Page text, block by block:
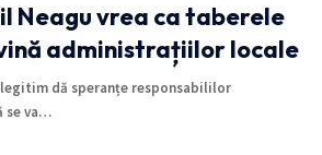
Neagu vrea ca taberele
administrațiilor locale
dă speranțe responsabililor
se va…